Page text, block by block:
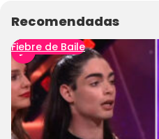
Recomendadas
Fiebre de Baile